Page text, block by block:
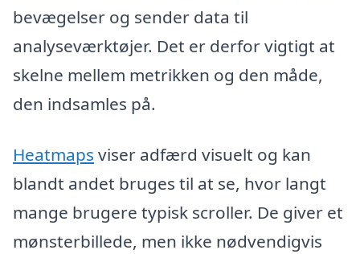
bevægelser og sender data til
analyseværktøjer. Det er derfor vigtigt at
skelne mellem metrikken og den måde,
den indsamles på.
Heatmaps viser adfærd visuelt og kan
blandt andet bruges til at se, hvor langt
mange brugere typisk scroller. De giver et
mønsterbillede, men ikke nødvendigvis